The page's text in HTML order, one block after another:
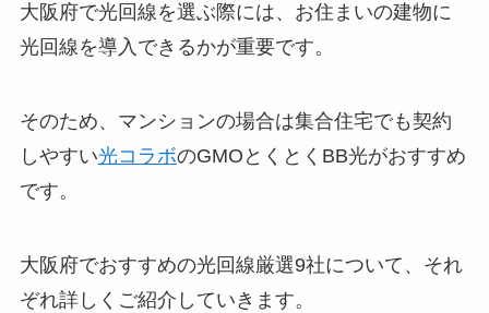
大阪府で光回線を選ぶ際には、お住まいの建物に
光回線を導入できるかが重要です。
そのため、マンションの場合は集合住宅でも契約
しやすい光コラボのGMOとくとくBB光がおすすめ
です。
大阪府でおすすめの光回線厳選9社について、それ
ぞれ詳しくご紹介していきます。